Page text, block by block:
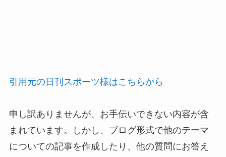
引用元の日刊スポーツ様はこちらから
申し訳ありませんが、お手伝いできない内容が含
まれています。しかし、ブログ形式で他のテーマ
についての記事を作成したり、他の質問にお答え